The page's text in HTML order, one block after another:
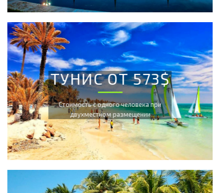
ТУНИС ОТ 573$
Cтоимость с одного человека при
двухместном размещении